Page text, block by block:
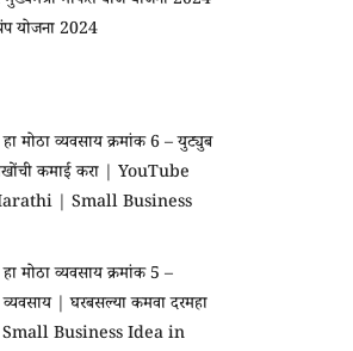
योजना 2024
मोठा व्यवसाय क्रमांक 6 – युट्युब
कमाई करा | YouTube
| Small Business
मोठा व्यवसाय क्रमांक 5 –
| घरबसल्या कमवा दरमहा
Business Idea in